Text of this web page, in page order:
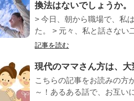
換法はないでしょうか。
> 今日、朝から職場で、私
た。 > 元々、私と話さない
記事を読む
現代のママさん方は、
こちらの記事をお読みの方
～！あるある話で、お互い